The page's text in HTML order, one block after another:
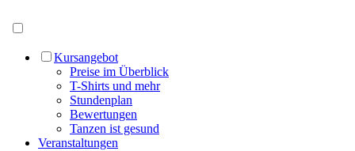
Kursangebot
Preise im Überblick
T-Shirts und mehr
Stundenplan
Bewertungen
Tanzen ist gesund
Veranstaltungen